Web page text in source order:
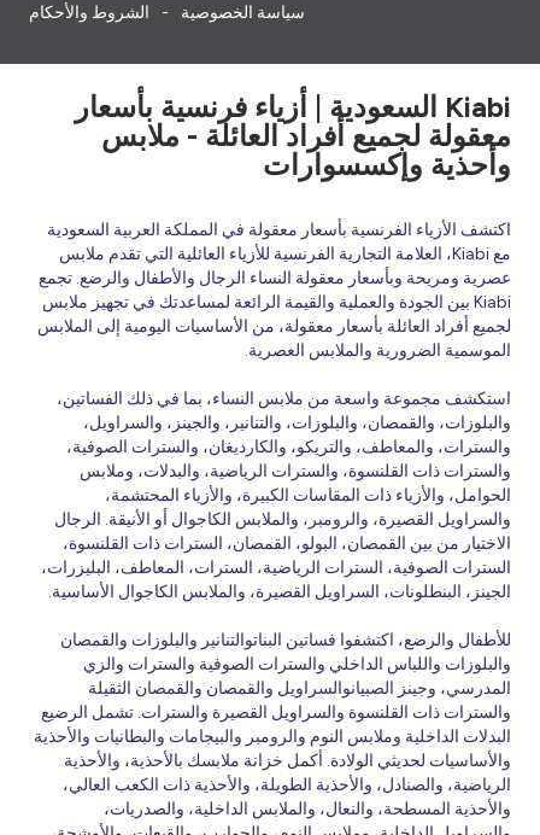
سياسة الخصوصية الشروط والأحكام
Kiabi السعودية | أزياء فرنسية بأسعار
معقولة لجميع أفراد العائلة - ملابس
وأحذية وإكسسوارات
اكتشف الأزياء الفرنسية بأسعار معقولة في المملكة العربية السعودية
مع Kiabi، العلامة التجارية الفرنسية للأزياء العائلية التي تقدم ملابس
عصرية ومريحة وبأسعار معقولة النساء الرجال والأطفال والرضع. تجمع
Kiabi بين الجودة والعملية والقيمة الرائعة لمساعدتك في تجهيز ملابس
لجميع أفراد العائلة بأسعار معقولة، من الأساسيات اليومية إلى الملابس
الموسمية الضرورية والملابس العصرية.
استكشف مجموعة واسعة من ملابس النساء، بما في ذلك الفساتين،
والبلوزات، والقمصان، والبلوزات، والتنانير، والجينز، والسراويل،
والسترات، والمعاطف، والتريكو، والكارديغان، والسترات الصوفية،
والسترات ذات القلنسوة، والسترات الرياضية، والبدلات، وملابس
الحوامل، والأزياء ذات المقاسات الكبيرة، والأزياء المحتشمة،
والسراويل القصيرة، والرومبر، والملابس الكاجوال أو الأنيقة. الرجال
الاختيار من بين القمصان، البولو، القمصان، السترات ذات القلنسوة،
السترات الصوفية، السترات الرياضية، السترات، المعاطف، البليزرات،
الجينز، البنطلونات، السراويل القصيرة، والملابس الكاجوال الأساسية.
للأطفال والرضع، اكتشفوا فساتين البناتوالتنانير والبلوزات والقمصان
والبلوزات واللباس الداخلي والسترات الصوفية والسترات والزي
المدرسي، وجينز الصبيانوالسراويل والقمصان والقمصان الثقيلة
والسترات ذات القلنسوة والسراويل القصيرة والسترات. تشمل الرضيع
البدلات الداخلية وملابس النوم والرومبر والبيجامات والبطانيات والأحذية
والأساسيات لحديثي الولادة. أكمل خزانة ملابسك بالأحذية، والأحذية
الرياضية، والصنادل، والأحذية الطويلة، والأحذية ذات الكعب العالي،
والأحذية المسطحة، والنعال، والملابس الداخلية، والصدريات،